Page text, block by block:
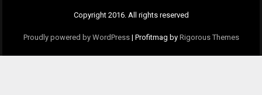
Copyright 2016. All rights reserved
Proudly powered by WordPress | Profitmag by Rigorous Themes